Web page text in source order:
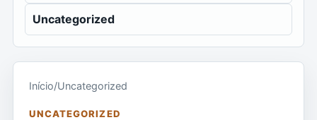
Uncategorized
Início/Uncategorized
UNCATEGORIZED